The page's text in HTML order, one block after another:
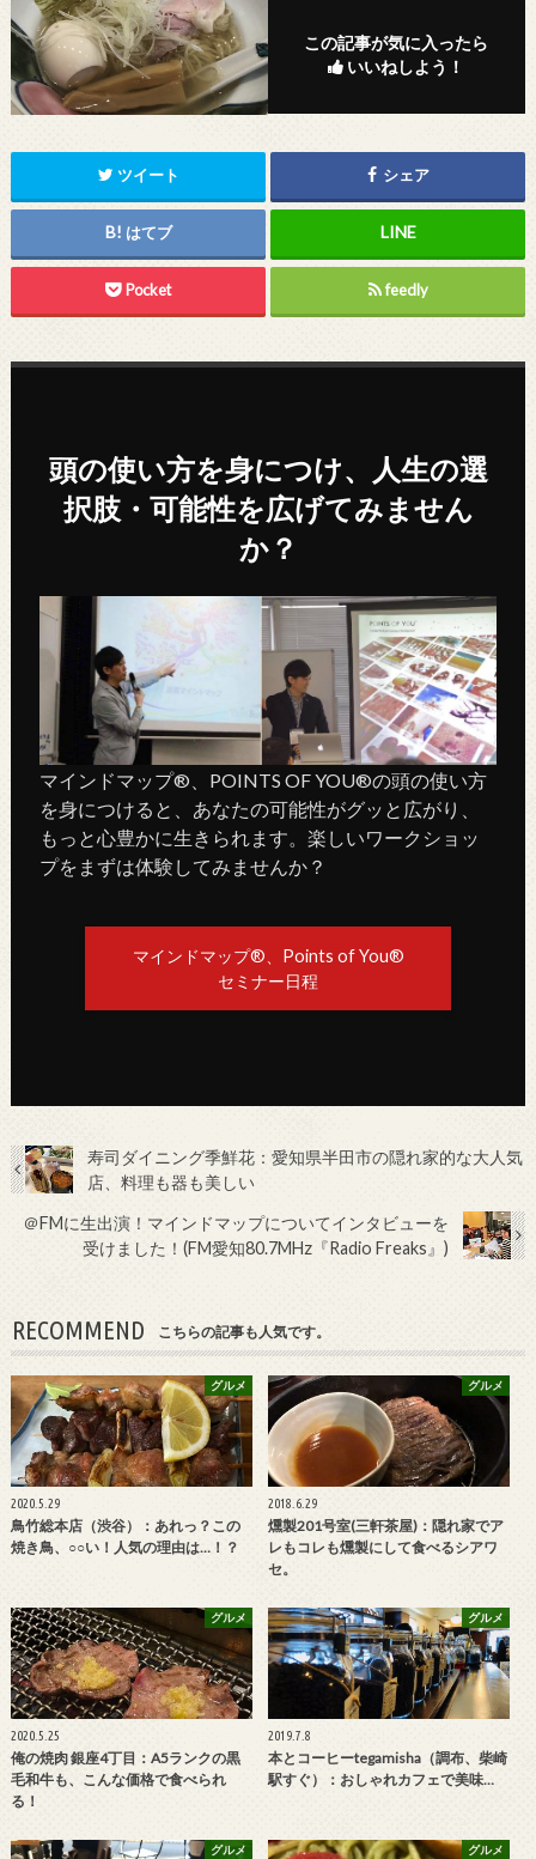
この記事が気に入ったら
いいねしよう！
ツイート シェア
はてブ
Pocket feedly
頭の使い方を身につけ、人生の選
択肢・可能性を広げてみません
か？
マインドマップ®、POINTS OF YOU®の頭の使い方
を身につけると、あなたの可能性がグッと広がり、
もっと心豊かに生きられます。楽しいワークショッ
プをまずは体験してみませんか？
マインドマップ®、Points of You®
セミナー日程
寿司ダイニング季鮮花：愛知県半田市の隠れ家的な大人気
店、料理も器も美しい
＠FMに生出演！マインドマップについてインタビューを
受けました！(FM愛知80.7MHz『Radio Freaks』)
RECOMMEND こちらの記事も人気です。
グルメ
2020.5.29
鳥竹総本店（渋谷）：あれっ？この
焼き鳥、○○い！人気の理由は…！？
グルメ
2018.6.29
燻製201号室(三軒茶屋)：隠れ家でア
レもコレも燻製にして食べるシアワ
セ。
グルメ
2020.5.25
俺の焼肉 銀座4丁目：A5ランクの黒
毛和牛も、こんな価格で食べられ
る！
グルメ
2019.7.8
本とコーヒーtegamisha（調布、柴崎
駅すぐ）：おしゃれカフェで美味…
グルメ グルメ